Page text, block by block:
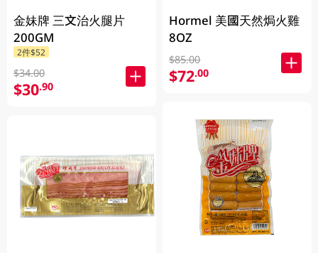
金妹牌 三文治火腿片
200GM
2件$52
$34.00
$30.90
Hormel 美國天然焗火雞
8OZ
$85.00
$72.00